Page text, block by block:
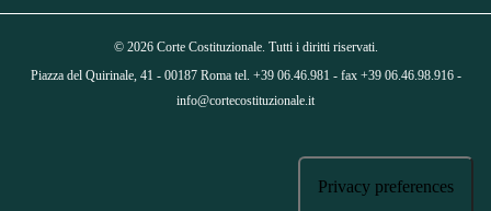
© 2026 Corte Costituzionale. Tutti i diritti riservati.
Piazza del Quirinale, 41 - 00187 Roma tel. +39 06.46.981 - fax +39 06.46.98.916 -
info@cortecostituzionale.it